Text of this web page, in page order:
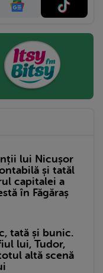
lui Nicușor
și tatăl
capitalei a
în Făgăraș
tată și bunic.
lui, Tudor,
altă scenă